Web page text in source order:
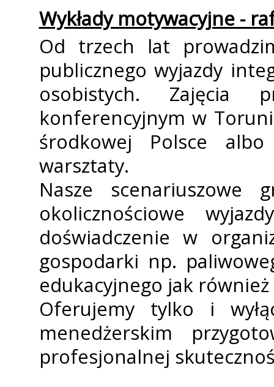
Wykłady motywacyjne -
Od trzech lat
publicznego wyjazdy
osobistych. Zajęcia
konferencyjnym w
środkowej Polsce
warsztaty.
Nasze
okolicznościowe
doświadczenie w
gospodarki np.
edukacyjnego jak również
Oferujemy tylko i
menedżerskim
profesjonalnej